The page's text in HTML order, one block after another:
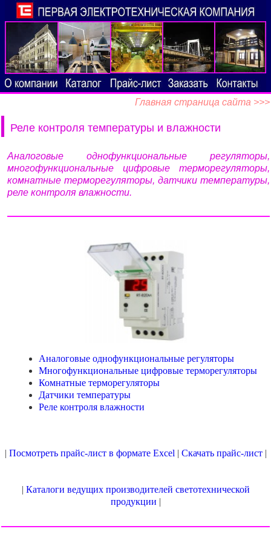
Главная страница сайта >>>
Реле контроля температуры и влажности
Аналоговые однофункциональные регуляторы,
многофункциональные цифровые терморегуляторы,
комнатные терморегуляторы, датчики температуры,
реле контроля влажности.
Аналоговые однофункциональные регуляторы
Многофункциональные цифровые терморегуляторы
Комнатные терморегуляторы
Датчики температуры
Реле контроля влажности
| Посмотреть прайс-лист в формате Excel | Скачать прайс-лист|
| Каталоги ведущих производителей светотехнической
продукции |